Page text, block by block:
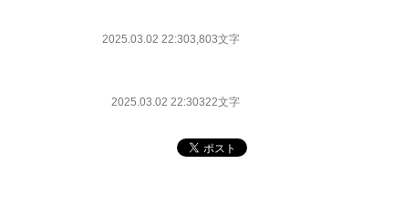
2025.03.02 22:303,803文字
2025.03.02 22:30322文字